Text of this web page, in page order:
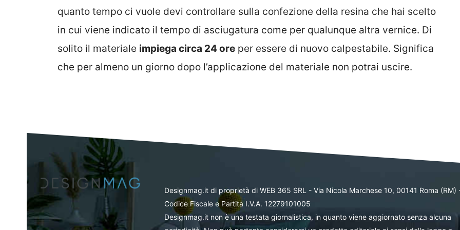
quanto tempo ci vuole devi controllare sulla confezione della resina che hai scelto
in cui viene indicato il tempo di asciugatura come per qualunque altra vernice. Di
solito il materiale impiega circa 24 ore per essere di nuovo calpestabile. Significa
che per almeno un giorno dopo l’applicazione del materiale non potrai uscire.
Designmag.it di proprietà di WEB 365 SRL - Via Nicola Marchese 10, 00141 Roma (RM)
Codice Fiscale e Partita I.V.A. 12279101005
Designmag.it non è una testata giornalistica, in quanto viene aggiornato senza alcuna